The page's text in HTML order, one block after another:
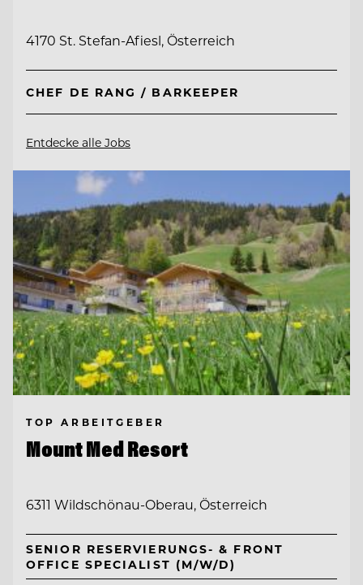
4170 St. Stefan-Afiesl, Österreich
CHEF DE RANG / BARKEEPER
Entdecke alle Jobs
TOP ARBEITGEBER
Mount Med Resort
6311 Wildschönau-Oberau, Österreich
SENIOR RESERVIERUNGS- & FRONT
OFFICE SPECIALIST (M/W/D)